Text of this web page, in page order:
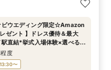
談会×人気ドレス特典×豪華試
度
予約
〜
予約
予約
〜
予約
ビウエディング限定☆Amazon
ゼント 】ドレス優待＆最大
直結*挙式入場体験×選べる2
度
13:30〜